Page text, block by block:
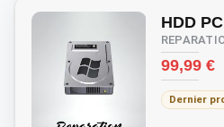
Dernier
HDD PC
Prix
99,99 €